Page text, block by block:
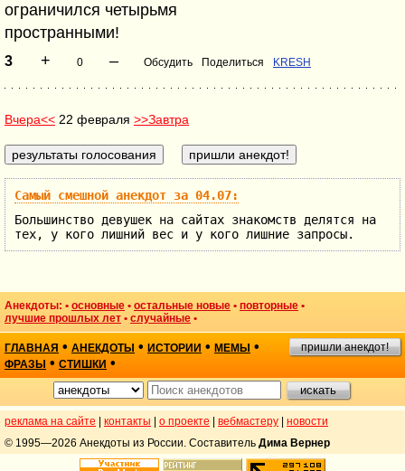
ограничился четырьмя
пространными!
3 + 0 – Обсудить Поделиться KRESH
Вчера<< 22 февраля >>Завтра
Самый смешной анекдот за 04.07:
Большинство девушек на сайтах знакомств делятся на
тех, у кого лишний вес и у кого лишние запросы.
Анекдоты: • основные • остальные новые • повторные •
лучшие прошлых лет • случайные •
ГЛАВНАЯ • АНЕКДОТЫ • ИСТОРИИ • МЕМЫ •
ФРАЗЫ • СТИШКИ •
пришли анекдот!
реклама на сайте контакты о проекте вебмастеру
новости
© 1995—2026 Анекдоты из России. Составитель Дима Вернер